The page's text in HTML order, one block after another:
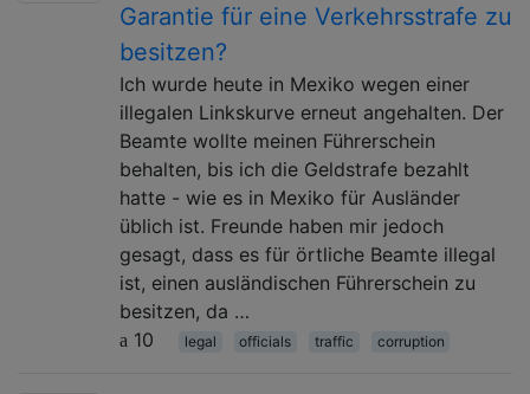
Garantie für eine Verkehrsstrafe zu
besitzen?
Ich wurde heute in Mexiko wegen einer
illegalen Linkskurve erneut angehalten. Der
Beamte wollte meinen Führerschein
behalten, bis ich die Geldstrafe bezahlt
hatte - wie es in Mexiko für Ausländer
üblich ist. Freunde haben mir jedoch
gesagt, dass es für örtliche Beamte illegal
ist, einen ausländischen Führerschein zu
besitzen, da …
10
legal officials traffic corruption